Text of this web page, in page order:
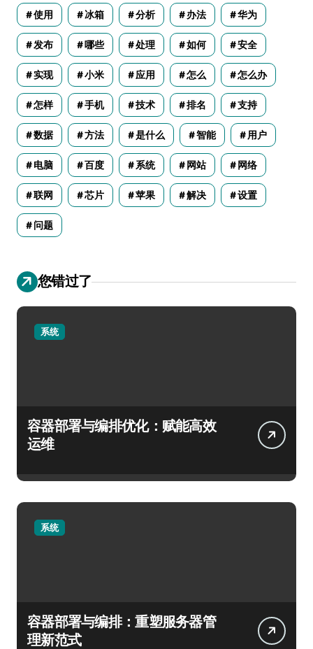
使用 冰箱 分析 办法 华为
发布 哪些 处理 如何 安全
实现 小米 应用 怎么 怎么办
怎样 手机 技术 排名 支持
数据 方法 是什么 智能 用户
电脑 百度 系统 网站 网络
联网 芯片 苹果 解决 设置
问题
您错过了
系统
容器部署与编排优化：赋能高效
运维
系统
容器部署与编排：重塑服务器管
理新范式